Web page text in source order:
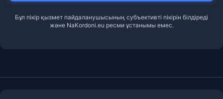
Бұл пікір қызмет пайдаланушысының субъективті пікірін білдіреді
және NaKordoni.eu ресми ұстанымы емес.